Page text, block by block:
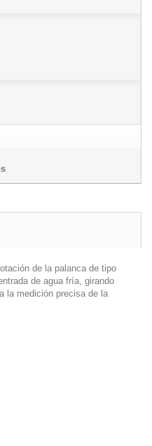
de la palanca de tipo
de agua fría, girando
la medición precisa de la